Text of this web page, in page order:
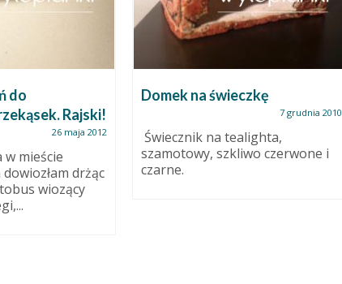
do
Rajski!
26 maja 2012
w mieście
drżąc
wiozący
Domek na świeczkę
7 grudnia 2010
Świecznik na tealighta,
szamotowy, szkliwo czerwone i
czarne.